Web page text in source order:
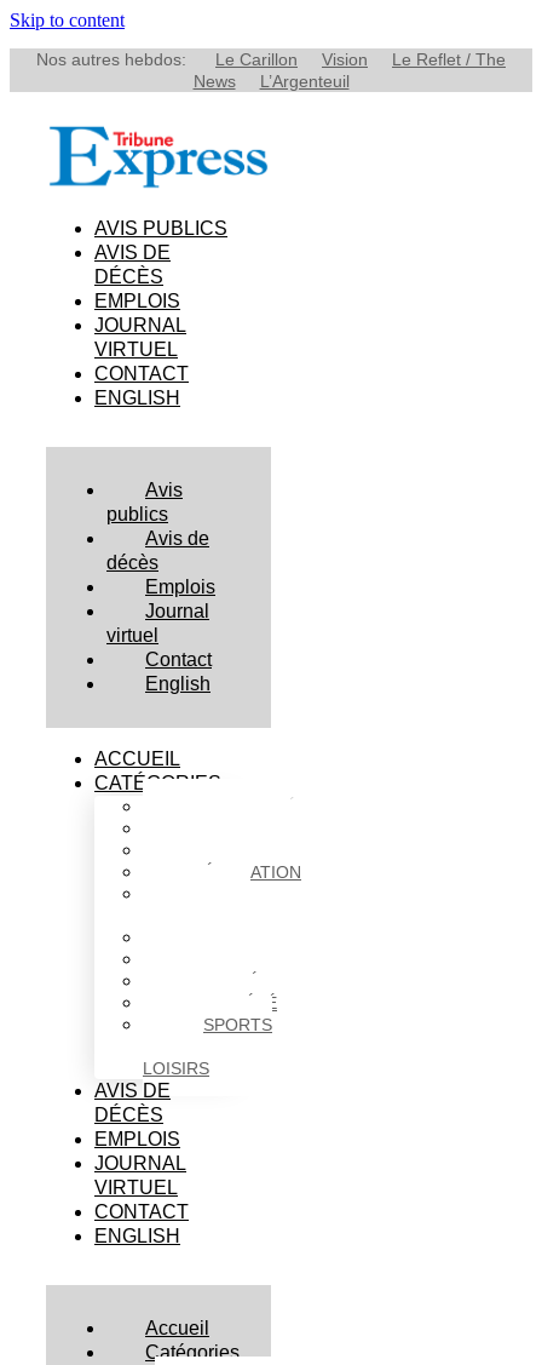
Skip to content
Nos autres hebdos: Le Carillon Vision
Le Reflet / The
News
L’Argenteuil
AVIS PUBLICS
AVIS DE
DÉCÈS
EMPLOIS
JOURNAL
VIRTUEL
CONTACT
ENGLISH
Avis
publics
Avis de
décès
Emplois
Journal
virtuel
Contact
English
ACCUEIL
CATÉGORIES
ÉDUCATION
SOCIÉTÉ
SPORTS
LOISIRS
AVIS DE
DÉCÈS
EMPLOIS
JOURNAL
VIRTUEL
CONTACT
ENGLISH
Accueil
Catégories